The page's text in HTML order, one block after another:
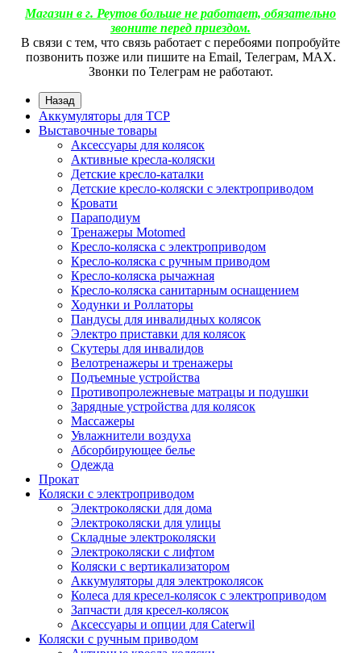
Магазин в г. Реутов больше не работает, обязательно
звоните перед приездом.
В связи с тем, что связь работает с перебоями попробуйте
позвонить позже или пишите на Email, Телеграм, МАХ.
Звонки по Телеграм не работают.
Назад
Аккумуляторы для ТСР
Выставочные товары
Аксессуары для колясок
Активные кресла-коляски
Детские кресло-каталки
Детские кресло-коляски с электроприводом
Кровати
Параподиум
Тренажеры Motomed
Кресло-коляска с электроприводом
Кресло-коляска с ручным приводом
Кресло-коляска рычажная
Кресло-коляска санитарным оснащением
Ходунки и Роллаторы
Пандусы для инвалидных колясок
Электро приставки для колясок
Скутеры для инвалидов
Велотренажеры и тренажеры
Подъемные устройства
Противопролежневые матрацы и подушки
Зарядные устройства для колясок
Массажеры
Увлажнители воздуха
Абсорбирующее белье
Одежда
Прокат
Коляски с электроприводом
Электроколяски для дома
Электроколяски для улицы
Складные электроколяски
Электроколяски с лифтом
Коляски с вертикализатором
Аккумуляторы для электроколясок
Колеса для кресел-колясок с электроприводом
Запчасти для кресел-колясок
Аксессуары и опции для Caterwil
Коляски с ручным приводом